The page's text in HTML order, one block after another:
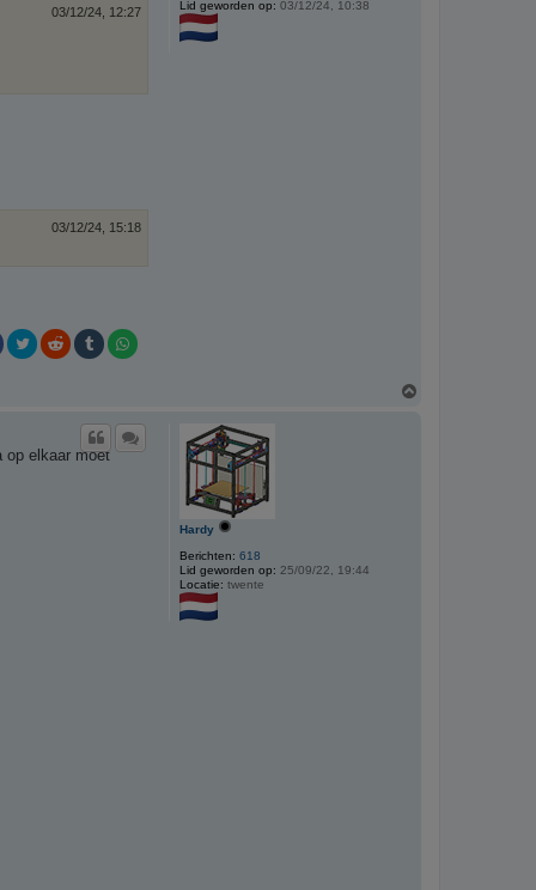
Lid geworden op: 03/12/24, 10:38
03/12/24, 12:27
03/12/24, 15:18
Hardy
Berichten: 618
Lid geworden op: 25/09/22, 19:44
Locatie: twente
op elkaar moet